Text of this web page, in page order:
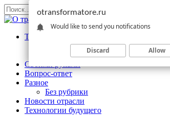
Перейти
к
содержанию
Search
for:
Трансформаторы
Измерительный
Силовой
Своими руками
Вопрос-ответ
Разное
Без рубрики
Новости отрасли
Технологии будущего
otransformatore.ru
Would like to send you notifications
Discard Allow